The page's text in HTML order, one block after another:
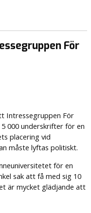
För
Intressegruppen För
000 underskrifter för en
placering vid
måste lyftas politiskt.
för en
sak att få med sig 10
är mycket glädjande att